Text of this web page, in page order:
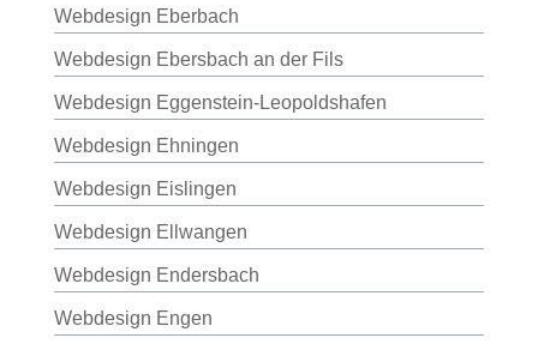
Webdesign Eberbach
Webdesign Ebersbach an der Fils
Webdesign Eggenstein-Leopoldshafen
Webdesign Ehningen
Webdesign Eislingen
Webdesign Ellwangen
Webdesign Endersbach
Webdesign Engen